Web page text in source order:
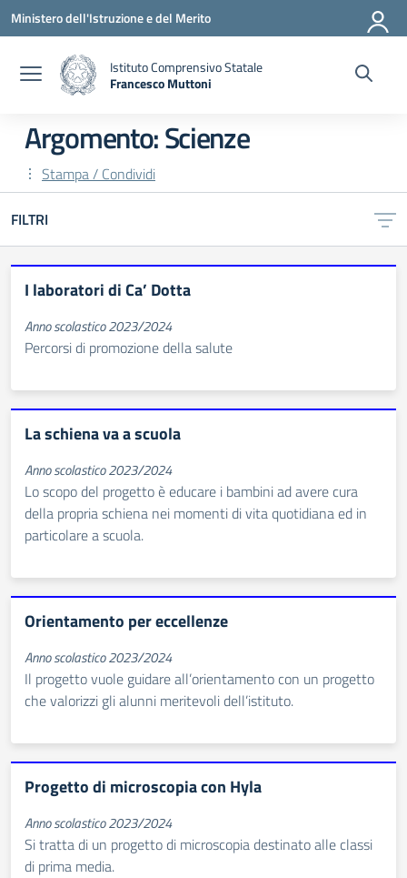
Vai ai contenuti
Vai al menu di navigazione
Vai al footer
Ministero dell'Istruzione e del Merito
Istituto Comprensivo Statale
Francesco Muttoni
Argomento: Scienze
Stampa / Condividi
FILTRI
I laboratori di Ca’ Dotta
Anno scolastico 2023/2024
Percorsi di promozione della salute
La schiena va a scuola
Anno scolastico 2023/2024
Lo scopo del progetto è educare i bambini ad avere cura
della propria schiena nei momenti di vita quotidiana ed in
particolare a scuola.
Orientamento per eccellenze
Anno scolastico 2023/2024
Il progetto vuole guidare all’orientamento con un progetto
che valorizzi gli alunni meritevoli dell’istituto.
Progetto di microscopia con Hyla
Anno scolastico 2023/2024
Si tratta di un progetto di microscopia destinato alle classi
di prima media.